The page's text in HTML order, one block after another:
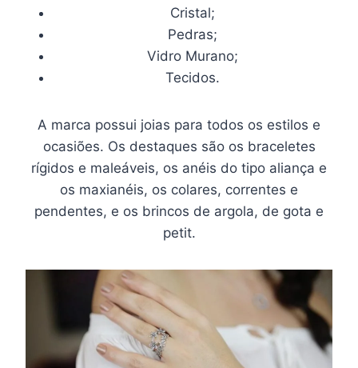
Cristal;
Pedras;
Vidro Murano;
Tecidos.
A marca possui joias para todos os estilos e
ocasiões. Os destaques são os braceletes
rígidos e maleáveis, os anéis do tipo aliança e
os maxianéis, os colares, correntes e
pendentes, e os brincos de argola, de gota e
petit.